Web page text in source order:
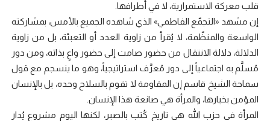
قلب معركة الاستمرارية، لا في أطرافها.
إن مشهد «التجمّع الفاطمي» الذي شاهده الجميع بالأمس، بمشاركته
الواسعة والمنظّمة، لا يُقرأ من زاوية العدد أو التعبئة، بل من زاوية
الدلالة، دلالة الانتقال من حضور صامت إلى حضور واعٍ بذاته، ومن دور
مُسلَّم به اجتماعياً إلى دور مُعرَّف استراتيجياً، وهو ما ينسجم مع قول
سماحة الشيخ قاسم إن المقاومة لا تقوم بالسلاح وحده، بل بالإنسان
المؤمن بخيارها، والمرأة هي صانعة هذا الإنسان.
المرأة في حزب الله هي تاريخ كُتب بالصبر، لكنها اليوم مشروع يُدار